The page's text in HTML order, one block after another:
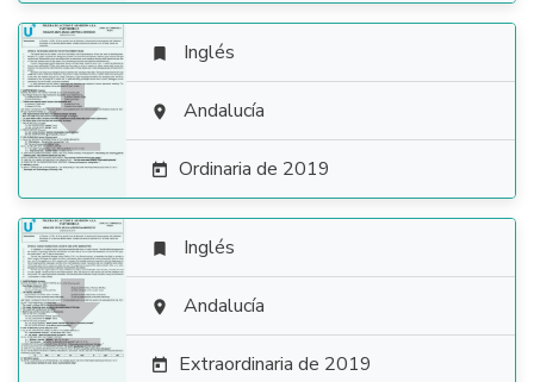

 Inglés
 Andalucía
 Ordinaria de 2019

 Inglés
 Andalucía
 Extraordinaria de 2019